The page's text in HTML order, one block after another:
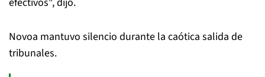
Novoa mantuvo silencio durante la caótica salida de
tribunales.